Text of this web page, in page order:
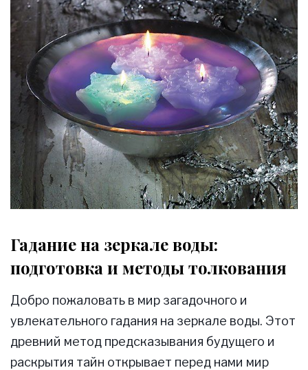
Гадание на зеркале воды:
подготовка и методы толкования
Добро пожаловать в мир загадочного и
увлекательного гадания на зеркале воды. Этот
древний метод предсказывания будущего и
раскрытия тайн открывает перед нами мир